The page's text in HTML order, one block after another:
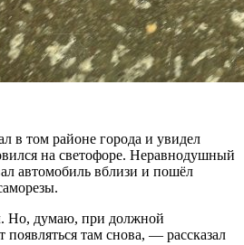
в том районе города и увидел
на светофоре. Неравнодушный
автомобиль вблизи и пошёл
Но, думаю, при должной
появляться там снова, — рассказал